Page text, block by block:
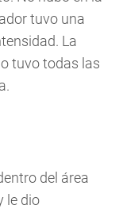
tuvo una
La
tuvo todas las
del área
le dio